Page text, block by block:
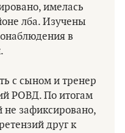
имелась
лба. Изучены
в
с сыном и тренер
РОВД. По итогам
зафиксировано,
друг к